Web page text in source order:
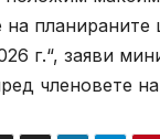
на планираните
г.“, заяви
членовете